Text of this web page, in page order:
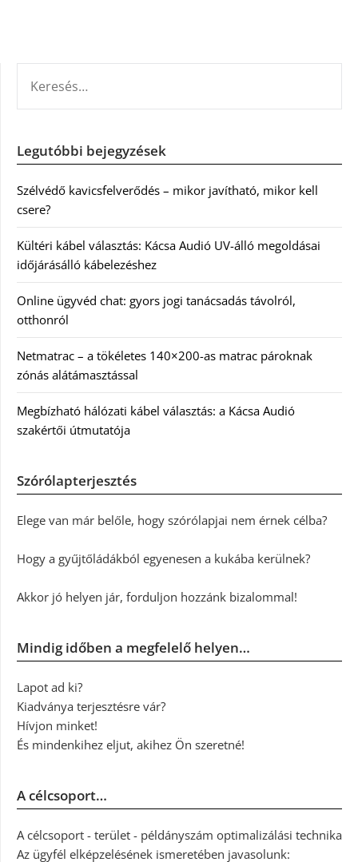
Legutóbbi bejegyzések
Szélvédő kavicsfelverődés – mikor javítható, mikor kell
csere?
Kültéri kábel választás: Kácsa Audió UV-álló megoldásai
időjárásálló kábelezéshez
Online ügyvéd chat: gyors jogi tanácsadás távolról,
otthonról
Netmatrac – a tökéletes 140×200-as matrac pároknak
zónás alátámasztással
Megbízható hálózati kábel választás: a Kácsa Audió
szakértői útmutatója
Szórólapterjesztés
Elege van már belőle, hogy szórólapjai nem érnek célba?
Hogy a gyűjtőládákból egyenesen a kukába kerülnek?
Akkor jó helyen jár, forduljon hozzánk bizalommal!
Mindig időben a megfelelő helyen…
Lapot ad ki?
Kiadványa terjesztésre vár?
Hívjon minket!
És mindenkihez eljut, akihez Ön szeretné!
A célcsoport…
A célcsoport - terület - példányszám optimalizálási technika
Az ügyfél elképzelésének ismeretében javasolunk: